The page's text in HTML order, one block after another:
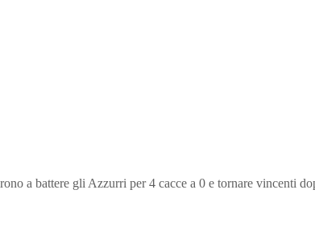
a battere gli Azzurri per 4 cacce a 0 e tornare vincenti